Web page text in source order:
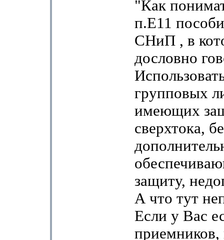
"Как
п.Е11
СНиП , в
дословно
групповых
имеющих
сверхтока,
защиту,
А что тут
Если у Вас
приемников,